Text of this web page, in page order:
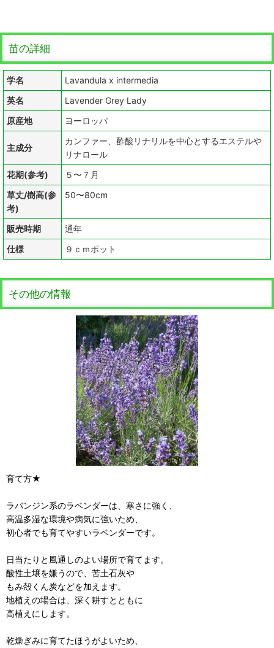
苗の詳細
学名
Lavandula x intermedia
英名
Lavender Grey Lady
原産地
ヨーロッパ
主成分
カンファー、酢酸リナリルを中心とするエステルや
リナロール
花期(参考)
５〜７月
草丈/樹高(参
考)
50〜80cm
販売時期
通年
仕様
９ｃｍポット
その他の情報
育て方★
ラバンジン系のラベンダーは、寒さに強く、
高温多湿な環境や病気に強いため、
初心者でも育てやすいラベンダーです。
日当たりと風通しのよい場所で育てます。
酸性土壌を嫌うので、苦土石灰や
もみ殻くん炭などを加えます。
地植えの場合は、深く耕すとともに
高植えにします。
乾燥ぎみに育てたほうがよいため、